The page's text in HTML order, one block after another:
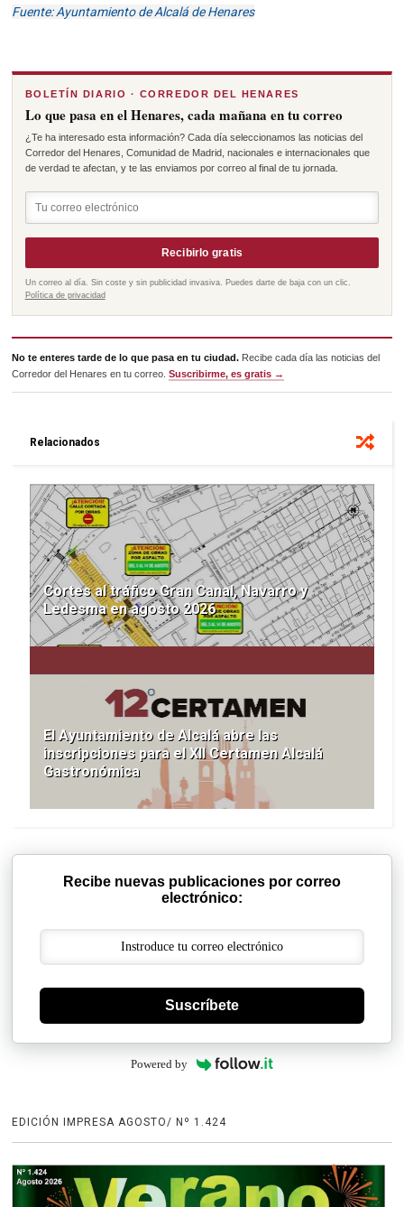
Fuente: Ayuntamiento de Alcalá de Henares
BOLETÍN DIARIO · CORREDOR DEL HENARES
Lo que pasa en el Henares, cada mañana en tu correo
¿Te ha interesado esta información? Cada día seleccionamos las noticias del
Corredor del Henares, Comunidad de Madrid, nacionales e internacionales que
de verdad te afectan, y te las enviamos por correo al final de tu jornada.
Recibirlo gratis
Un correo al día. Sin coste y sin publicidad invasiva. Puedes darte de baja con un clic.
Política de privacidad
No te enteres tarde de lo que pasa en tu ciudad. Recibe cada día las noticias del
Corredor del Henares en tu correo.Suscribirme, es gratis →
Relacionados
Cortes al tráfico Gran Canal, Navarro y
Ledesma en agosto 2026
El Ayuntamiento de Alcalá abre las
inscripciones para el XII Certamen Alcalá
Gastronómica
Recibe nuevas publicaciones por correo
electrónico:
Suscríbete
Powered by
EDICIÓN IMPRESA AGOSTO/ Nº 1.424